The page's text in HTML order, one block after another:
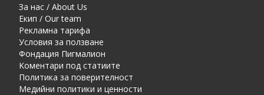
За нас / About Us
Екип / Our team
Рекламна тарифа
Условия за ползване
Фондация Пигмалион
Kоментaри под статиите
Политика за поверителност
Медийни политики и ценности